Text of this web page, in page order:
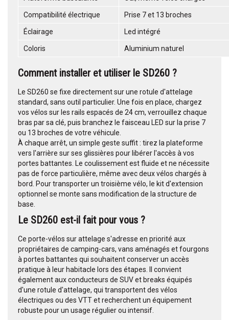
Compatibilité électrique Prise 7 et 13 broches
Éclairage Led intégré
Coloris Aluminium naturel
Comment installer et utiliser le SD260 ?
Le SD260 se fixe directement sur une rotule d'attelage
standard, sans outil particulier. Une fois en place, chargez
vos vélos sur les rails espacés de 24 cm, verrouillez chaque
bras par sa clé, puis branchez le faisceau LED sur la prise 7
ou 13 broches de votre véhicule.
À chaque arrêt, un simple geste suffit : tirez la plateforme
vers l'arrière sur ses glissières pour libérer l'accès à vos
portes battantes. Le coulissement est fluide et ne nécessite
pas de force particulière, même avec deux vélos chargés à
bord. Pour transporter un troisième vélo, le kit d'extension
optionnel se monte sans modification de la structure de
base.
Le SD260 est-il fait pour vous ?
Ce porte-vélos sur attelage s'adresse en priorité aux
propriétaires de camping-cars, vans aménagés et fourgons
à portes battantes qui souhaitent conserver un accès
pratique à leur habitacle lors des étapes. Il convient
également aux conducteurs de SUV et breaks équipés
d'une rotule d'attelage, qui transportent des vélos
électriques ou des VTT et recherchent un équipement
robuste pour un usage régulier ou intensif.